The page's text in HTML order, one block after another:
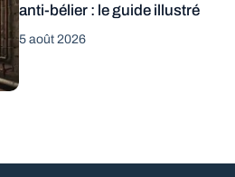
anti-bélier : le guide illustré
5 août 2026